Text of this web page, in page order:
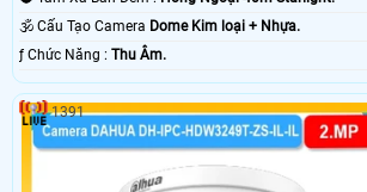
🕉️ Cấu Tạo Camera Dome Kim loại + Nhựa.
️ƒ Chức Năng : Thu Âm.
1391